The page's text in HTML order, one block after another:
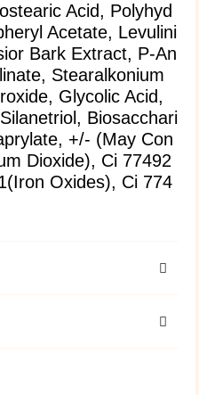
Acid, Polyhyd
Acetate, Levulini
Bark Extract, P-An
Stearalkonium
Glycolic Acid,
Biosacchari
+/- (May Con
Dioxide), Ci 77492
Oxides), Ci 774